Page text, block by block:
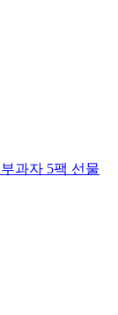
과자 5팩 선물